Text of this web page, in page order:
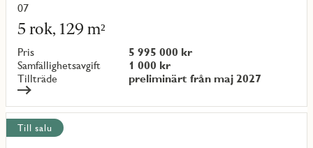
07
5 rok, 129 m²
Pris
5 995 000 kr
Samfällighetsavgift
1 000 kr
Tillträde
preliminärt från maj 2027
Läs
mer
om
objekt
{objectNumber}
Till salu